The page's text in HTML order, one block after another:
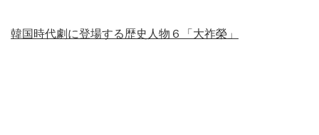
韓国時代劇に登場する歴史人物６「大祚榮」